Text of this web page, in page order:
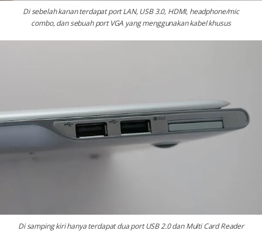
Di sebelah kanan terdapat port LAN, USB 3.0, HDMI, headphone/mic
combo, dan sebuah port VGA yang menggunakan kabel khusus
Di samping kiri hanya terdapat dua port USB 2.0 dan Multi Card Reader